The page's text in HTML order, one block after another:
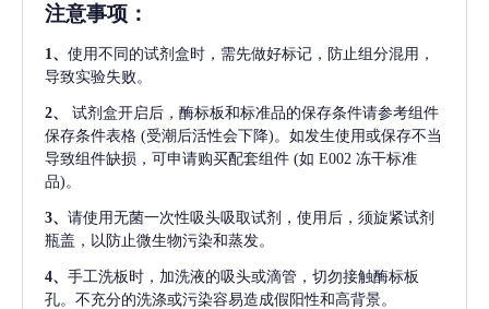
注意事项 ：
1、 使用不同的试剂盒时，需先做好标记，防止组分混用，
导致实验失败。
2、
试剂盒开启后，酶标板和标准品的保存条件请参考组件
保存条件表格 (受潮后活性会下降)。如发生使用或保存不当
导致组件缺损，可申请购买配套组件 (如 E002 冻干标准
品)。
3、 请使用无菌一次性吸头吸取试剂，使用后，须旋紧试剂
瓶盖，以防止微生物污染和蒸发。
4、 手工洗板时，加洗液的吸头或滴管，切勿接触酶标板
孔。不充分的洗涤或污染容易造成假阳性和高背景。